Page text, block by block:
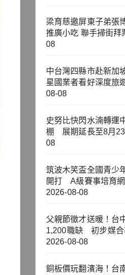
梁育慈邀屏東子弟張
推廣小吃 聯手掃街拜
08
中台灣四縣市赴新加
星國業者看好深度旅
08-08
史努比快閃水湳轉運
棚 展期延長至8月23
08
筑波木笑盃全國青少
開打 A級賽事培育
2026-08-08
父親節徵才送暖！台
1,200職缺 初步媒合
2026-08-08
銅板價玩翻濱海！台